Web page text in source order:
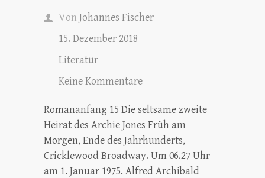
Von Johannes Fischer
15. Dezember 2018
Literatur
Keine Kommentare
Romananfang 15 Die seltsame zweite
Heirat des Archie Jones Früh am
Morgen, Ende des Jahrhunderts,
Cricklewood Broadway. Um 06.27 Uhr
am 1. Januar 1975. Alfred Archibald